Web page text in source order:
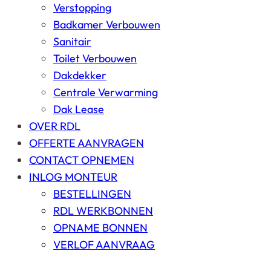
Verstopping
Badkamer Verbouwen
Sanitair
Toilet Verbouwen
Dakdekker
Centrale Verwarming
Dak Lease
OVER RDL
OFFERTE AANVRAGEN
CONTACT OPNEMEN
INLOG MONTEUR
BESTELLINGEN
RDL WERKBONNEN
OPNAME BONNEN
VERLOF AANVRAAG